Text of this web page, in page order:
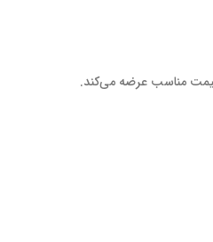
قیمت مناسب عرضه می‌کند.